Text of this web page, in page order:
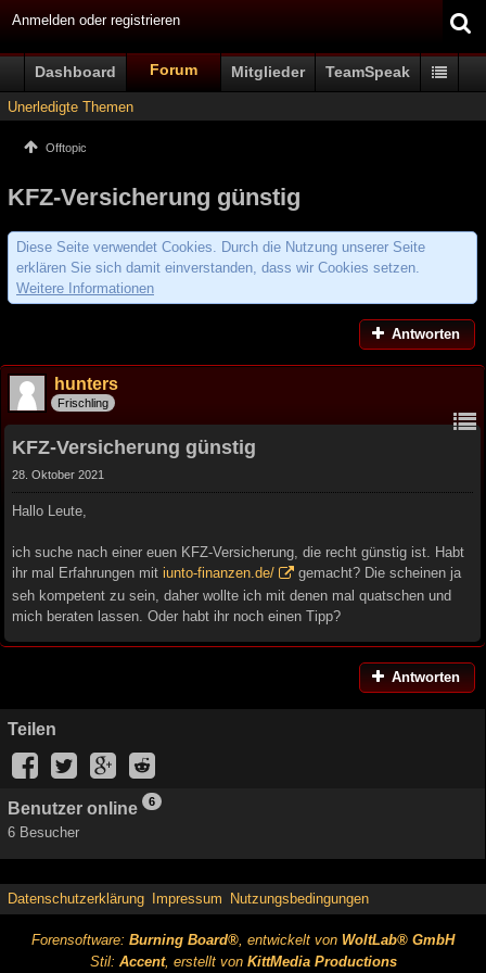
Anmelden oder registrieren
Dashboard Forum Mitglieder TeamSpeak
Unerledigte Themen
Offtopic
KFZ-Versicherung günstig
Diese Seite verwendet Cookies. Durch die Nutzung unserer Seite
erklären Sie sich damit einverstanden, dass wir Cookies setzen.
Weitere Informationen
Antworten
hunters
Frischling
KFZ-Versicherung günstig
28. Oktober 2021
Hallo Leute,
ich suche nach einer euen KFZ-Versicherung, die recht günstig ist. Habt
ihr mal Erfahrungen mit iunto-finanzen.de/
gemacht? Die scheinen ja
seh kompetent zu sein, daher wollte ich mit denen mal quatschen und
mich beraten lassen. Oder habt ihr noch einen Tipp?
Antworten
Teilen
Benutzer online 6
6 Besucher
Datenschutzerklärung Impressum Nutzungsbedingungen
Forensoftware: Burning Board®, entwickelt von WoltLab® GmbH
Stil: Accent, erstellt von KittMedia Productions